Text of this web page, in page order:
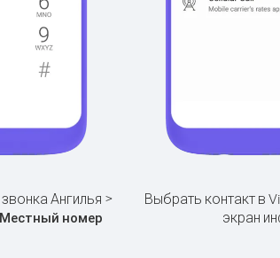
Ангилья >
Местный номер
Выбрать контакт в
экран